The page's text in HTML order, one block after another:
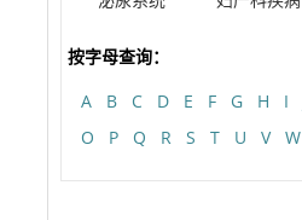
按字母查询：
A
B C D E F G H I
O
P Q R S T U V W